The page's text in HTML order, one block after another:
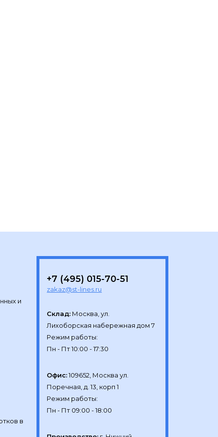
и
+7 (495) 015-70-51
zakaz@st-lines.ru
Склад: Москва, ул.
Лихоборская набережная дом 7
Режим работы:
Офис: 109652, Москва ул.
Поречная, д. 13, корп 1
Режим работы:
в